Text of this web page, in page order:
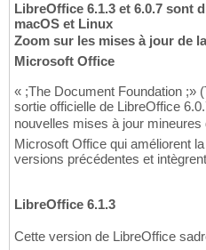
LibreOffice 6.1.3 et 6.0.7 sont
macOS et Linux
Zoom sur les mises à jour de
Microsoft Office
« ;The Document Foundation ;»
sortie officielle de LibreOffice
nouvelles mises à jour mineures
Microsoft Office qui améliorent
versions précédentes et
LibreOffice 6.1.3
Cette version de LibreOffice